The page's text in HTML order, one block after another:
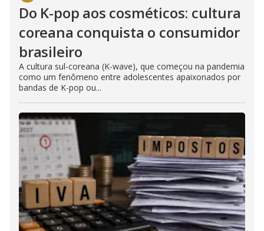
Do K-pop aos cosméticos: cultura
coreana conquista o consumidor
brasileiro
A cultura sul-coreana (K-wave), que começou na pandemia
como um fenômeno entre adolescentes apaixonados por
bandas de K-pop ou...